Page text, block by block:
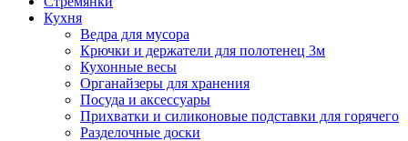
Кухня
Ведра для мусора
Крючки и держатели для полотенец 3м
Кухонные весы
Органайзеры для хранения
Посуда и аксессуары
Прихватки и силиконовые подставки для горячего
Разделочные доски